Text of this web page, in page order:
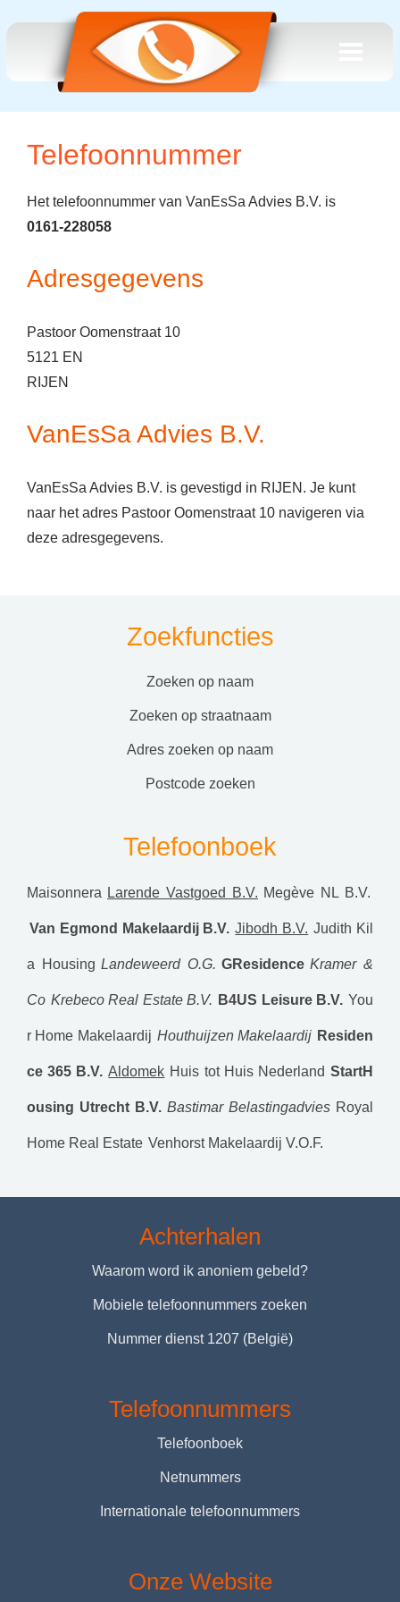
Telefoonnummer
Het telefoonnummer van VanEsSa Advies B.V. is
0161-228058
Adresgegevens
Pastoor Oomenstraat 10
5121 EN
RIJEN
VanEsSa Advies B.V.
VanEsSa Advies B.V. is gevestigd in RIJEN. Je kunt
naar het adres Pastoor Oomenstraat 10 navigeren via
deze adresgegevens.
Zoekfuncties
zoeken op naam
zoeken op straatnaam
adres zoeken op naam
postcode zoeken
Telefoonboek
Maisonnera Larende Vastgoed B.V. Megève NL B.V.
Van Egmond Makelaardij B.V. Jibodh B.V. Judith Kil
a Housing Landeweerd O.G. GResidence Kramer &
Co Krebeco Real Estate B.V. B4US Leisure B.V. You
r Home Makelaardij Houthuijzen Makelaardij Residen
ce 365 B.V. Aldomek Huis tot Huis Nederland StartH
ousing Utrecht B.V. Bastimar Belastingadvies Royal
Home Real Estate Venhorst Makelaardij V.O.F.
Achterhalen
Waarom word ik anoniem gebeld?
Mobiele telefoonnummers zoeken
Nummer dienst 1207 (België)
Telefoonnummers
Telefoonboek
Netnummers
Internationale telefoonnummers
Onze Website